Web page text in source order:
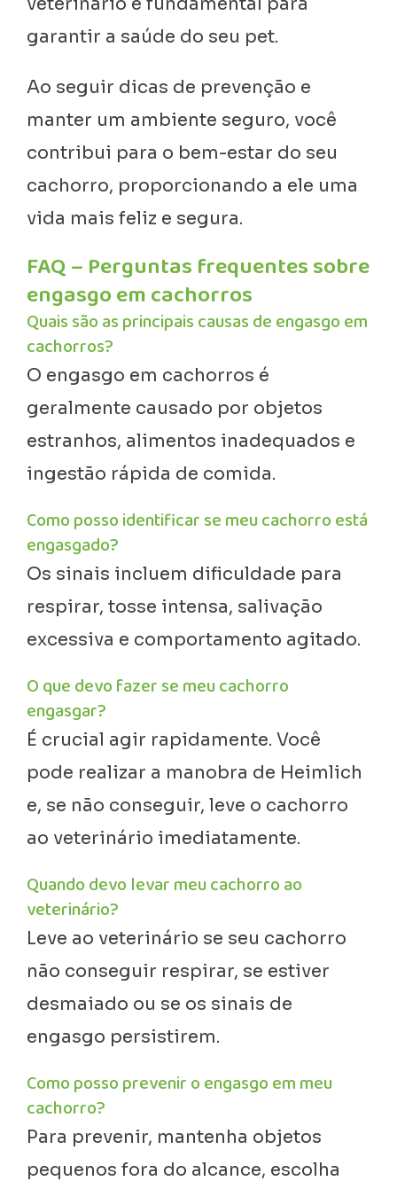
garantir a saúde do seu pet.
Ao seguir dicas de prevenção e
manter um ambiente seguro, você
contribui para o bem-estar do seu
cachorro, proporcionando a ele uma
vida mais feliz e segura.
FAQ – Perguntas frequentes sobre
engasgo em cachorros
Quais são as principais causas de engasgo em
cachorros?
O engasgo em cachorros é
geralmente causado por objetos
estranhos, alimentos inadequados e
ingestão rápida de comida.
Como posso identificar se meu cachorro está
engasgado?
Os sinais incluem dificuldade para
respirar, tosse intensa, salivação
excessiva e comportamento agitado.
O que devo fazer se meu cachorro
engasgar?
É crucial agir rapidamente. Você
pode realizar a manobra de Heimlich
e, se não conseguir, leve o cachorro
ao veterinário imediatamente.
Quando devo levar meu cachorro ao
veterinário?
Leve ao veterinário se seu cachorro
não conseguir respirar, se estiver
desmaiado ou se os sinais de
engasgo persistirem.
Como posso prevenir o engasgo em meu
cachorro?
Para prevenir, mantenha objetos
pequenos fora do alcance, escolha